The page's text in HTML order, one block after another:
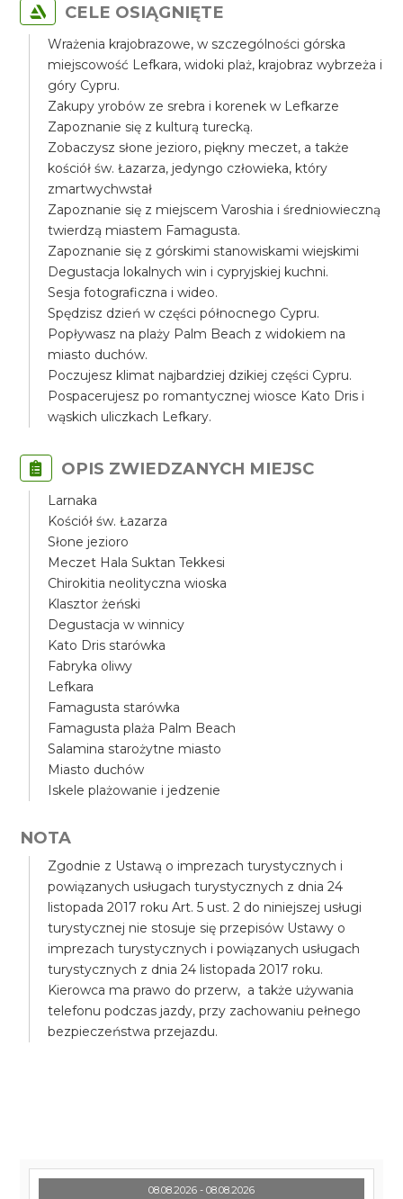
CELE OSIĄGNIĘTE
Wrażenia krajobrazowe, w szczególności górska
miejscowość Lefkara, widoki plaż, krajobraz wybrzeża i
góry Cypru.
Zakupy yrobów ze srebra i korenek w Lefkarze
Zapoznanie się z kulturą turecką.
Zobaczysz słone jezioro, piękny meczet, a także
kościół św. Łazarza, jedyngo człowieka, który
zmartwychwstał
Zapoznanie się z miejscem Varoshia i średniowieczną
twierdzą miastem Famagusta.
Zapoznanie się z górskimi stanowiskami wiejskimi
Degustacja lokalnych win i cypryjskiej kuchni.
Sesja fotograficzna i wideo.
Spędzisz dzień w części północnego Cypru.
Popływasz na plaży Palm Beach z widokiem na
miasto duchów.
Poczujesz klimat najbardziej dzikiej części Cypru.
Pospacerujesz po romantycznej wiosce Kato Dris i
wąskich uliczkach Lefkary.
OPIS ZWIEDZANYCH MIEJSC
Larnaka
Kościół św. Łazarza
Słone jezioro
Meczet Hala Suktan Tekkesi
Chirokitia neolityczna wioska
Klasztor żeński
Degustacja w winnicy
Kato Dris starówka
Fabryka oliwy
Lefkara
Famagusta starówka
Famagusta plaża Palm Beach
Salamina starożytne miasto
Miasto duchów
Iskele plażowanie i jedzenie
NOTA
Zgodnie z Ustawą o imprezach turystycznych i
powiązanych usługach turystycznych z dnia 24
listopada 2017 roku Art. 5 ust. 2 do niniejszej usługi
turystycznej nie stosuje się przepisów Ustawy o
imprezach turystycznych i powiązanych usługach
turystycznych z dnia 24 listopada 2017 roku.
Kierowca ma prawo do przerw, a także używania
telefonu podczas jazdy, przy zachowaniu pełnego
bezpieczeństwa przejazdu.
08.08.2026 - 08.08.2026